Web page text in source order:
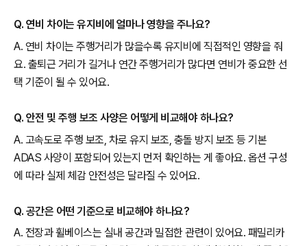
Q. 연비 차이는 유지비에 얼마나 영향을 주나요?
A. 연비 차이는 주행거리가 많을수록 유지비에 직접적인 영향을 줘
요. 출퇴근 거리가 길거나 연간 주행거리가 많다면 연비가 중요한 선
택 기준이 될 수 있어요.
Q. 안전 및 주행 보조 사양은 어떻게 비교해야 하나요?
A. 고속도로 주행 보조, 차로 유지 보조, 충돌 방지 보조 등 기본
ADAS 사양이 포함되어 있는지 먼저 확인하는 게 좋아요. 옵션 구성
에 따라 실제 체감 안전성은 달라질 수 있어요.
Q. 공간은 어떤 기준으로 비교해야 하나요?
A. 전장과 휠베이스는 실내 공간과 밀접한 관련이 있어요. 패밀리카